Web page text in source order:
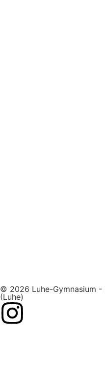
© 2026 Luhe-Gymnasium -
(Luhe)